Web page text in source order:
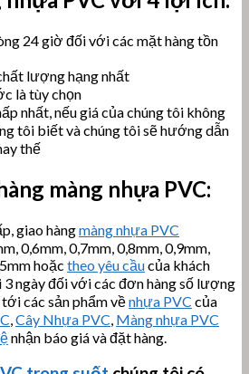
24 giờ đối với các mặt hàng tồn
chất lượng hạng nhất
là tùy chọn
nhất, nếu giá của chúng tôi không
tôi biết và chúng tôi sẽ hướng dẫn
thế
màng nhựa PVC:
giao hàngmàng nhựa PVC
0,6mm, 0,7mm, 0,8mm, 0,9mm,
hoặc theo yêu cầucủa khách
ngày đối với các đơn hàng số lượng
các sản phẩm vềnhựa PVC của
Cây Nhựa PVC Màng nhựa PVC
nhận báo giá và đặt hàng.